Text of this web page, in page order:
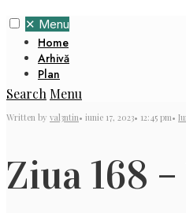
✕ Menu
Home
Arhivă
Plan
Search Menu
Written by val3ntin• iunie 17, 2023• 12:45 pm•
Ziua 168